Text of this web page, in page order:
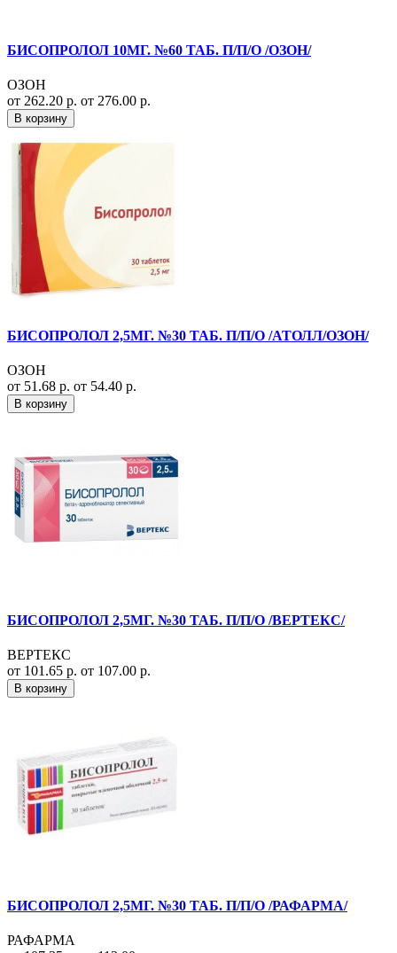
БИСОПРОЛОЛ 10МГ. №60 ТАБ. П/П/О /ОЗОН/
ОЗОН
от 262.20 р. от 276.00 р.
В корзину
БИСОПРОЛОЛ 2,5МГ. №30 ТАБ. П/П/О /АТОЛЛ/ОЗОН/
ОЗОН
от 51.68 р. от 54.40 р.
В корзину
БИСОПРОЛОЛ 2,5МГ. №30 ТАБ. П/П/О /ВЕРТЕКС/
ВЕРТЕКС
от 101.65 р. от 107.00 р.
В корзину
БИСОПРОЛОЛ 2,5МГ. №30 ТАБ. П/П/О /РАФАРМА/
РАФАРМА